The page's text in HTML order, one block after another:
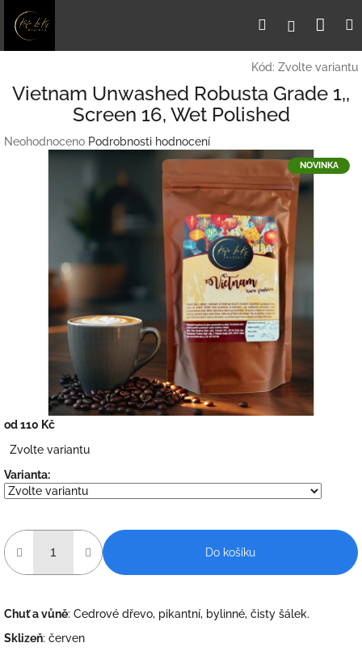
obsah
HledatPřihlášení
Kód: Zvolte variantu
Vietnam Unwashed Robusta Grade 1,,
Screen 16, Wet Polished
Průměrné
Neohodnoceno Podrobnosti hodnocení
NOVINKA
od110 Kč
cena:
Zvolte variantu
Varianta:
Do košíku
Chuť a vůně: Cedrové dřevo, pikantní, bylinné, čisty šálek.
Sklizeň: červen